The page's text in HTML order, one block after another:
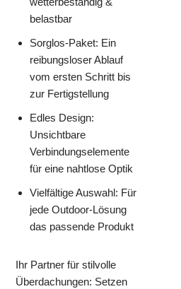
belastbar
Sorglos-Paket: Ein
reibungsloser Ablauf
vom ersten Schritt bis
zur Fertigstellung
Edles Design:
Unsichtbare
Verbindungselemente
für eine nahtlose Optik
Vielfältige Auswahl: Für
jede Outdoor-Lösung
das passende Produkt
Ihr Partner für stilvolle
Überdachungen: Setzen